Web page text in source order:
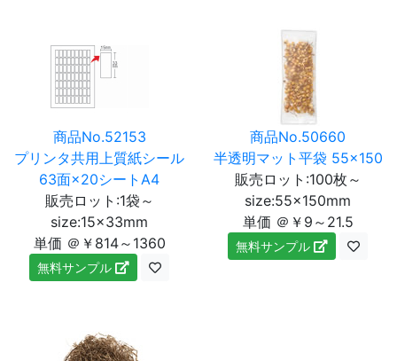
商品No.52153
プリンタ共用上質紙シール
63面×20シートA4
販売ロット:1袋～
size:15×33mm
単価 ＠￥814～1360
無料サンプル
商品No.50660
半透明マット平袋 55×150
販売ロット:100枚～
size:55×150mm
単価 ＠￥9～21.5
無料サンプル